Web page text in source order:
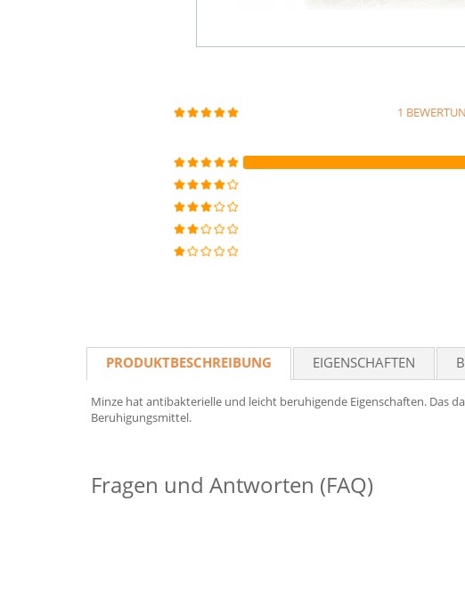
1
PRODUKTBESCHREIBUNG EIGENSCHAFTEN
Minze hat antibakterielle und leicht beruhigende Eigenschaften. Das
Beruhigungsmittel.
Fragen und Antworten (FAQ)